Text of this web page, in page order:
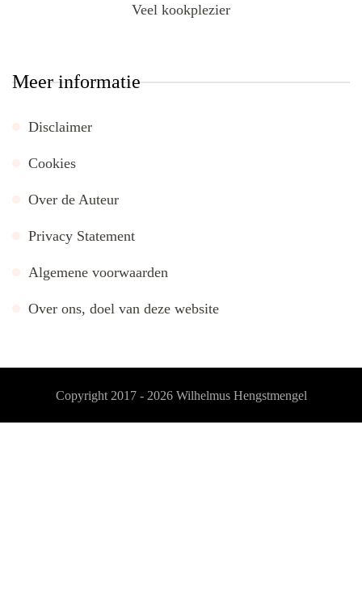
Veel kookplezier
Meer informatie
Disclaimer
Cookies
Over de Auteur
Privacy Statement
Algemene voorwaarden
Over ons, doel van deze website
Copyright 2017 - 2026 Wilhelmus Hengstmengel